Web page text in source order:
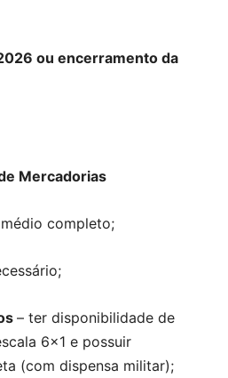
ou encerramento da
Mercadorias
completo;
– ter disponibilidade de
6×1 e possuir
(com dispensa militar);